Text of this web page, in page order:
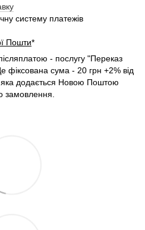
систему платежів
Пошти*
- послугу "Переказ
фіксована сума - 20 грн +2% від
яка додається Новою Поштою
замовлення.